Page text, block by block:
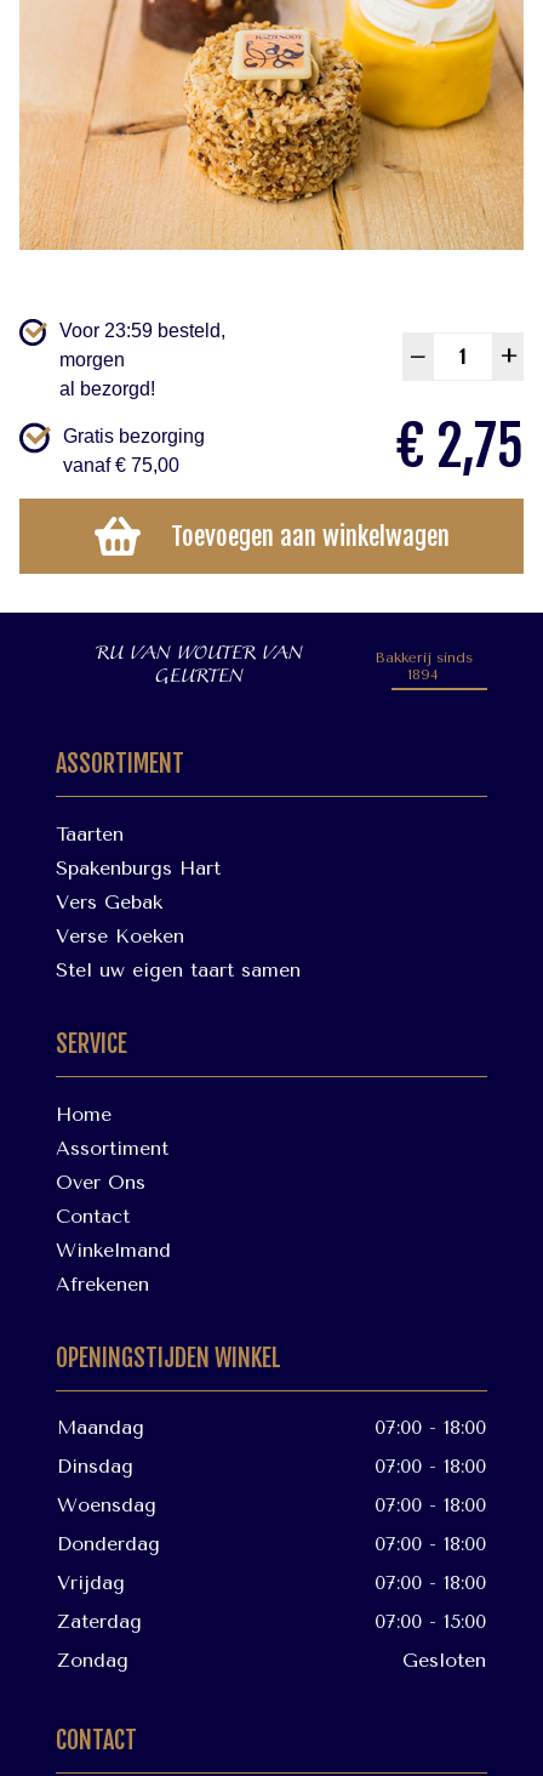
Voor 23:59 besteld,
morgen
al bezorgd!
Gratis bezorging
vanaf € 75,00
– +
€ 2,75
Toevoegen aan winkelwagen
RU VAN WOUTER VAN
GEURTEN
Bakkerij sinds
1894
ASSORTIMENT
Taarten
Spakenburgs Hart
Vers Gebak
Verse Koeken
Stel uw eigen taart samen
SERVICE
Home
Assortiment
Over Ons
Contact
Winkelmand
Afrekenen
OPENINGSTIJDEN WINKEL
Maandag
07:00 - 18:00
Dinsdag
07:00 - 18:00
Woensdag
07:00 - 18:00
Donderdag
07:00 - 18:00
Vrijdag
07:00 - 18:00
Zaterdag
07:00 - 15:00
Zondag
Gesloten
CONTACT